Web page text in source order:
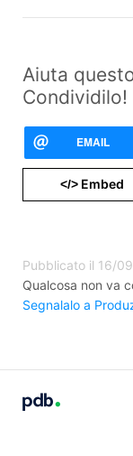
Aiuta
Condividilo!
EMAIL
</>Embed
Pubblicato il 16/
Qualcosa non va
Segnalalo a